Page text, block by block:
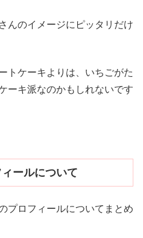
んのイメージにピッタリだけ
トケーキよりは、いちごがた
ーキ派なのかもしれないです
ールについて
プロフィールについてまとめ